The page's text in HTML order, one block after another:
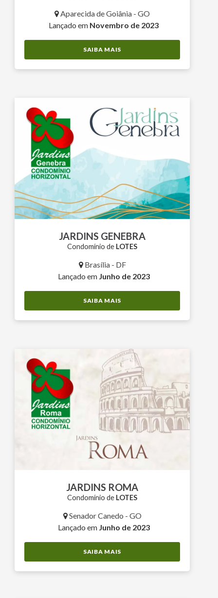
Aparecida de Goiânia - GO
Lançado em Novembro de 2023
SAIBA MAIS
JARDINS GENEBRA
Condomínio de LOTES
Brasília - DF
Lançado em Junho de 2023
SAIBA MAIS
JARDINS ROMA
Condomínio de LOTES
Senador Canedo - GO
Lançado em Junho de 2023
SAIBA MAIS